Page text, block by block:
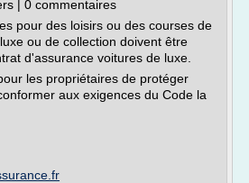
| 0 commentaires
pour des loisirs ou des courses de
ou de collection doivent être
d'assurance voitures de luxe.
les propriétaires de protéger
aux exigences du Code la